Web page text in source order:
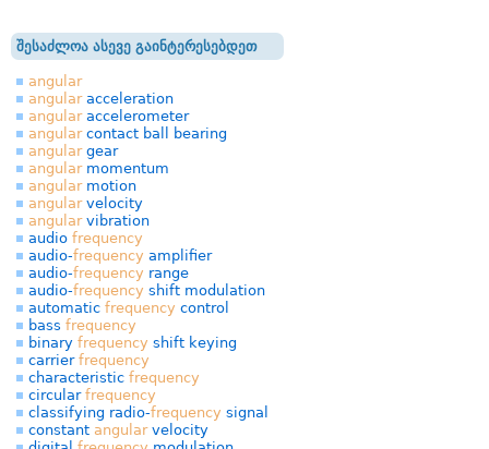
შესაძლოა ასევე გაინტერესებდეთ
angular
angularacceleration
angularaccelerometer
angularcontact ball bearing
angulargear
angularmomentum
angularmotion
angularvelocity
angularvibration
audio frequency
audio-frequency amplifier
audio-frequency range
audio-frequency shift modulation
automatic frequency control
bass frequency
binary frequency shift keying
carrier frequency
characteristic frequency
circular frequency
classifying radio-frequency signal
constant angularvelocity